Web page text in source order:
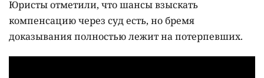
Юристы отметили, что шансы взыскать
компенсацию через суд есть, но бремя
доказывания полностью лежит на потерпевших.